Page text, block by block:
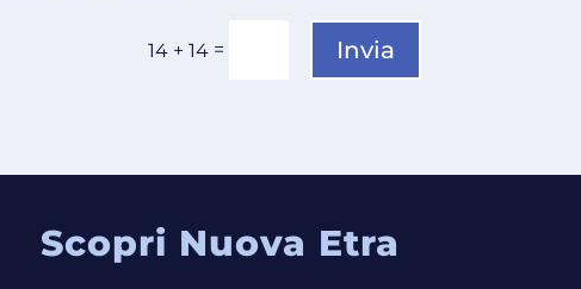
14 + 14= Invia
Scopri Nuova Etra